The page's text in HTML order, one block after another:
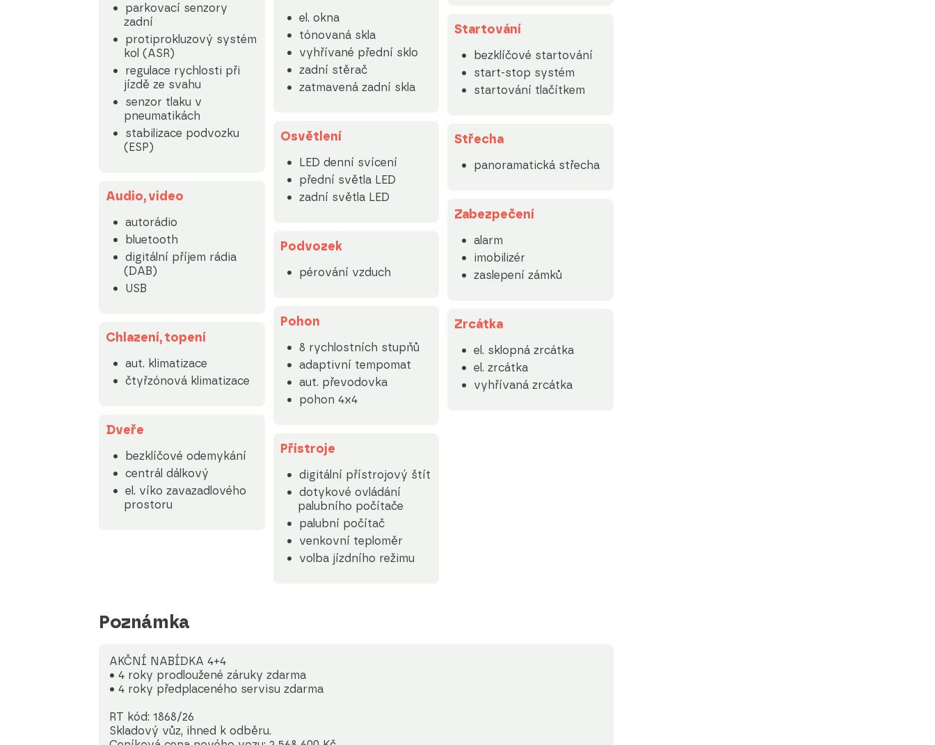
parkovací senzory
zadní
protiprokluzový systém
kol (ASR)
regulace rychlosti při
jízdě ze svahu
senzor tlaku v
pneumatikách
stabilizace podvozku
(ESP)
Audio, video
autorádio
bluetooth
digitální příjem rádia
(DAB)
USB
Chlazení, topení
aut. klimatizace
čtyřzónová klimatizace
Dveře
bezklíčové odemykání
centrál dálkový
el. víko zavazadlového
prostoru
el. okna
tónovaná skla
vyhřívané přední sklo
zadní stěrač
zatmavená zadní skla
Osvětlení
LED denní svícení
přední světla LED
zadní světla LED
Podvozek
pérování vzduch
Pohon
8 rychlostních stupňů
adaptivní tempomat
aut. převodovka
pohon 4x4
Přístroje
digitální přístrojový štít
dotykové ovládání
palubního počítače
palubní počítač
venkovní teploměr
volba jízdního režimu
Startování
bezklíčové startování
start-stop systém
startování tlačítkem
Střecha
panoramatická střecha
Zabezpečení
alarm
imobilizér
zaslepení zámků
Zrcátka
el. sklopná zrcátka
el. zrcátka
vyhřívaná zrcátka
Poznámka
AKČNÍ NABÍDKA 4+4
• 4 roky prodloužené záruky zdarma
• 4 roky předplaceného servisu zdarma
RT kód: 1868/26
Skladový vůz, ihned k odběru.